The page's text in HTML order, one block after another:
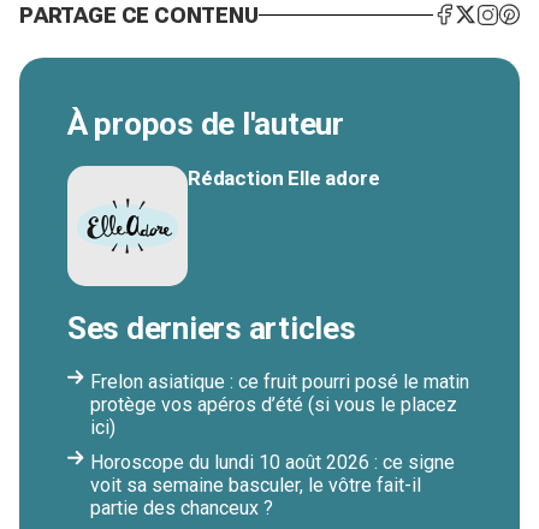
PARTAGE CE CONTENU
À propos de l'auteur
Rédaction Elle adore
Ses derniers articles
Frelon asiatique : ce fruit pourri posé le matin
protège vos apéros d’été (si vous le placez
ici)
Horoscope du lundi 10 août 2026 : ce signe
voit sa semaine basculer, le vôtre fait-il
partie des chanceux ?